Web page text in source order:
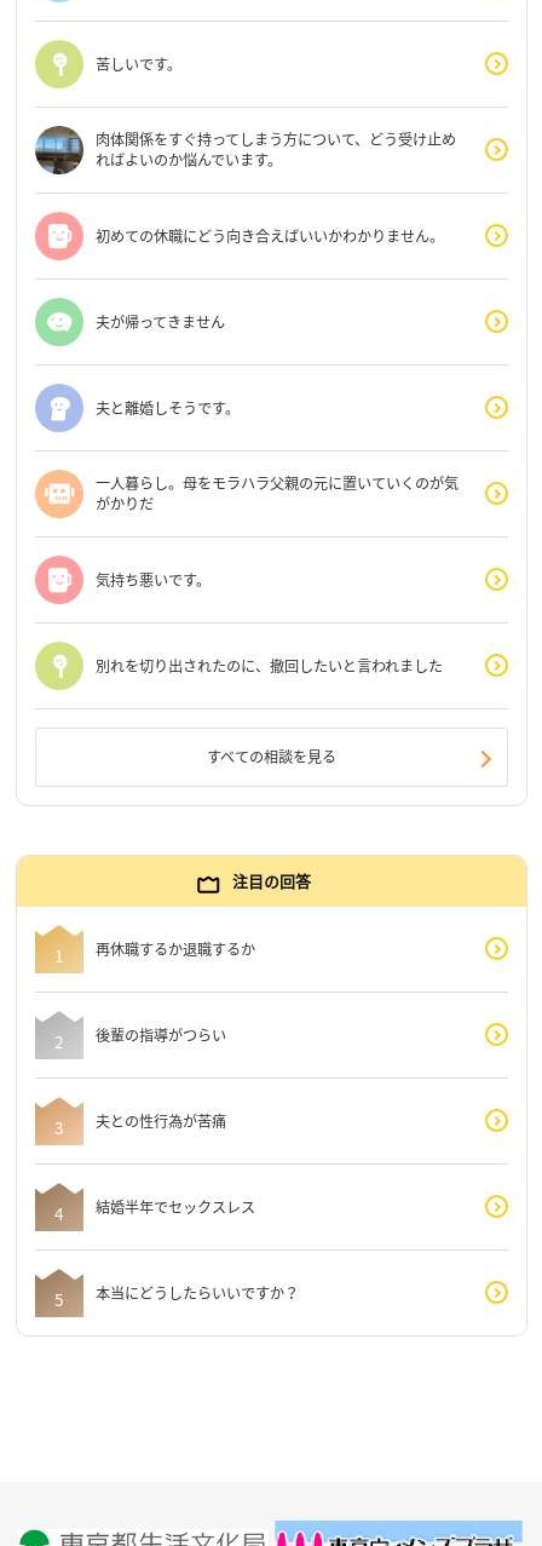
苦しいです。
肉体関係をすぐ持ってしまう方について、どう受け止め
ればよいのか悩んでいます。
初めての休職にどう向き合えばいいかわかりません。
夫が帰ってきません
夫と離婚しそうです。
一人暮らし。母をモラハラ父親の元に置いていくのが気
がかりだ
気持ち悪いです。
別れを切り出されたのに、撤回したいと言われました
すべての相談を見る
注目の回答
再休職するか退職するか
後輩の指導がつらい
夫との性行為が苦痛
結婚半年でセックスレス
本当にどうしたらいいですか？